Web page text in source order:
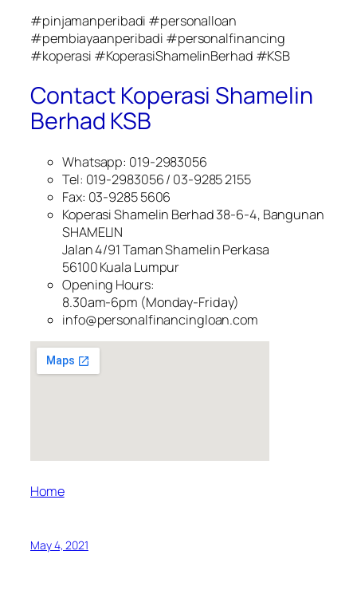
#pinjamanperibadi #personalloan
#pembiayaanperibadi #personalfinancing
#koperasi #KoperasiShamelinBerhad #KSB
Contact Koperasi Shamelin
Berhad KSB
Whatsapp: 019-2983056
Tel: 019-2983056 / 03-9285 2155
Fax: 03-9285 5606
Koperasi Shamelin Berhad 38-6-4, Bangunan
SHAMELIN
Jalan 4/91 Taman Shamelin Perkasa
56100 Kuala Lumpur
Opening Hours:
8.30am-6pm (Monday-Friday)
info@personalfinancingloan.com
Home
May 4, 2021